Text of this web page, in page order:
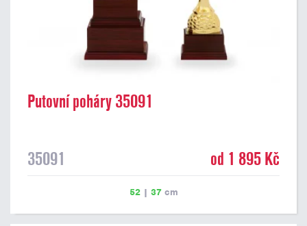
Putovní poháry 35091
35091 od 1 895 Kč
52| 37cm